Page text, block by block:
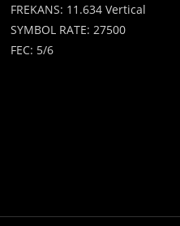
FREKANS: 11.634 Vertical
SYMBOL RATE: 27500
FEC: 5/6